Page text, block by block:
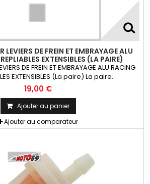
LEVIERS DE FREIN ET EMBRAYAGE ALU
EXTENSIBLES (LA PAIRE)
DE FREIN ET EMBRAYAGE ALU RACING
EXTENSIBLES (La paire) La paire.
19,00 €
Ajouter au panier
Ajouter au comparateur